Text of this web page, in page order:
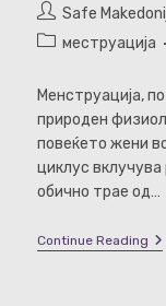
Post
author:
Safe
Postместруација
Менструација,
природен
повеќето жени
циклус
обично трае од…
Continue Reading
Е